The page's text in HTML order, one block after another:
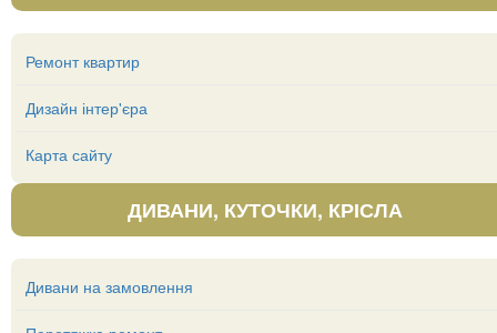
Ремонт квартир
Дизайн інтер'єра
Карта сайту
ДИВАНИ, КУТОЧКИ, КРІСЛА
Дивани на замовлення